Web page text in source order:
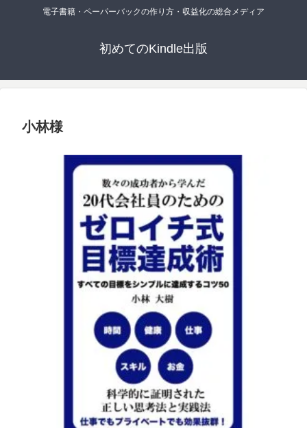
電子書籍・ペーパーバックの作り方・収益化の総合メディア
初めてのKindle出版
小林様